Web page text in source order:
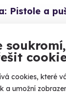
cookies, které
a umožní
Pistole a